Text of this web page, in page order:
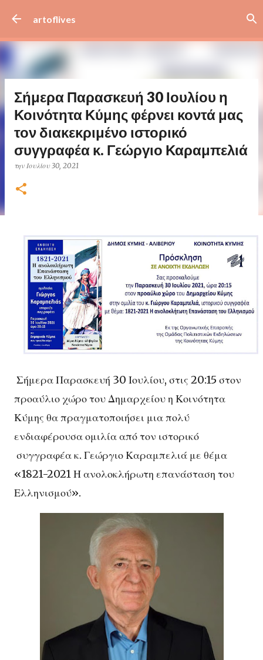
artoflives
Σήμερα Παρασκευή 30 Ιουλίου η
Κοινότητα Κύμης φέρνει κοντά μας
τον διακεκριμένο ιστορικό
συγγραφέα κ. Γεώργιο Καραμπελιά
την Ιουλίου 30, 2021
Σήμερα Παρασκευή 30 Ιουλίου, στις 20:15 στον
προαύλιο χώρο του Δημαρχείου η Κοινότητα
Κύμης θα πραγματοποιήσει μια πολύ
ενδιαφέρουσα ομιλία από τον ιστορικό
συγγραφέα κ. Γεώργιο Καραμπελιά με θέμα
«1821-2021 Η ανολοκλήρωτη επανάσταση του
Ελληνισμού».